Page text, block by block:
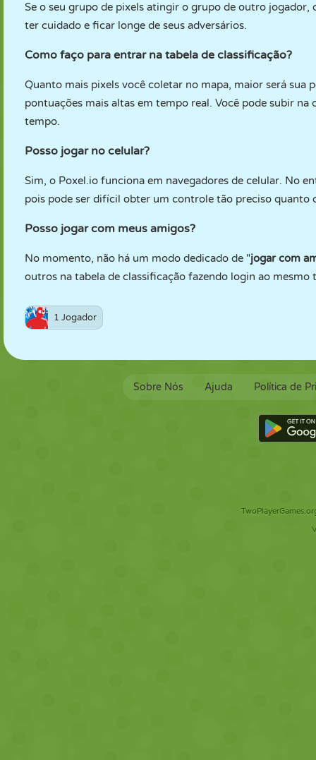
Se o seu grupo de pixels atingir o grupo de outro
ter cuidado e ficar longe de seus adversários.
Como faço para entrar na tabela de classificação?
Quanto mais pixels você coletar no mapa, maior será sua
pontuações mais altas em tempo real. Você pode subir
tempo.
Posso jogar no celular?
Sim, o Poxel.io funciona em navegadores de celular. No
pois pode ser difícil obter um controle tão preciso quanto
Posso jogar com meus amigos?
No momento, não há um modo dedicado de "jogar com
outros na tabela de classificação fazendo login ao
1 Jogador
Sobre Nós Ajuda Política de